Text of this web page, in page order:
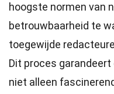
hoogste normen van
betrouwbaarheid te
toegewijde
Dit proces
niet alleen